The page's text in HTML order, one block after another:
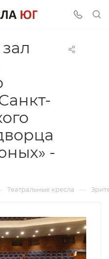
-
Театральные кресла —